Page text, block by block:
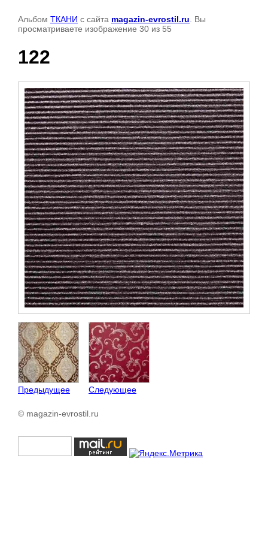
Альбом ТКАНИ с сайта magazin-evrostil.ru . Вы
просматриваете изображение 30 из 55
122
Предыдущее Следующее
© magazin-evrostil.ru